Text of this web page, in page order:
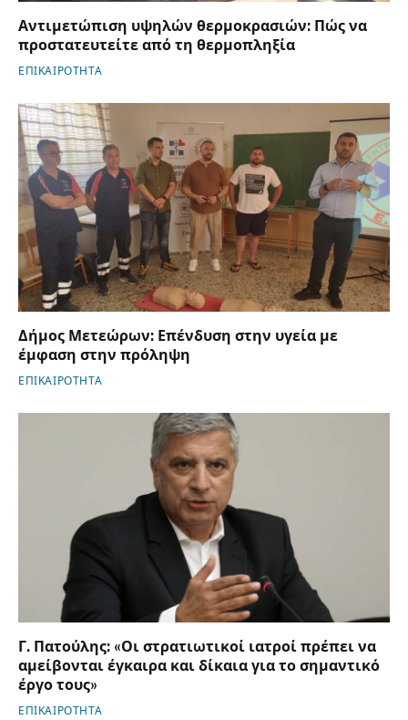
Αντιμετώπιση υψηλών θερμοκρασιών: Πώς να
προστατευτείτε από τη θερμοπληξία
ΕΠΙΚΑΙΡΟΤΗΤΑ
Δήμος Μετεώρων: Επένδυση στην υγεία με
έμφαση στην πρόληψη
ΕΠΙΚΑΙΡΟΤΗΤΑ
Γ. Πατούλης: «Οι στρατιωτικοί ιατροί πρέπει να
αμείβονται έγκαιρα και δίκαια για το σημαντικό
έργο τους»
ΕΠΙΚΑΙΡΟΤΗΤΑ